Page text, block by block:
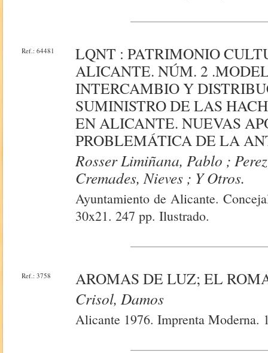
Ref.: 64481
LQNT : PATRIMONIO
ALICANTE. NÚM. 2
INTERCAMBIO Y
SUMINISTRO DE LAS
EN ALICANTE. NUEVAS
PROBLEMÁTICA DE LA
Rosser Limiñana, Pablo ;
Cremades, Nieves ; Y Otros.
Ayuntamiento de Alicante.
30x21. 247 pp. Ilustrado.
Ref.: 3758
AROMAS DE LUZ; EL
Crisol, Damos
Alicante 1976. Imprenta Moderna.